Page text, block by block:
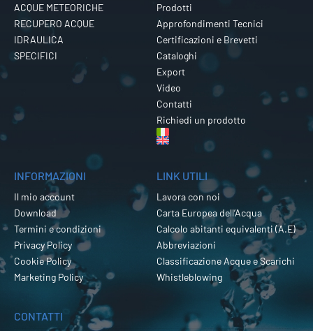
ACQUE METEORICHE
RECUPERO ACQUE
IDRAULICA
SPECIFICI
Prodotti
Approfondimenti Tecnici
Certificazioni e Brevetti
Cataloghi
Export
Video
Contatti
Richiedi un prodotto
INFORMAZIONI
Il mio account
Download
Termini e condizioni
Privacy Policy
Cookie Policy
Marketing Policy
LINK UTILI
Lavora con noi
Carta Europea dell’Acqua
Calcolo abitanti equivalenti (A.E)
Abbreviazioni
Classificazione Acque e Scarichi
Whistleblowing
CONTATTI